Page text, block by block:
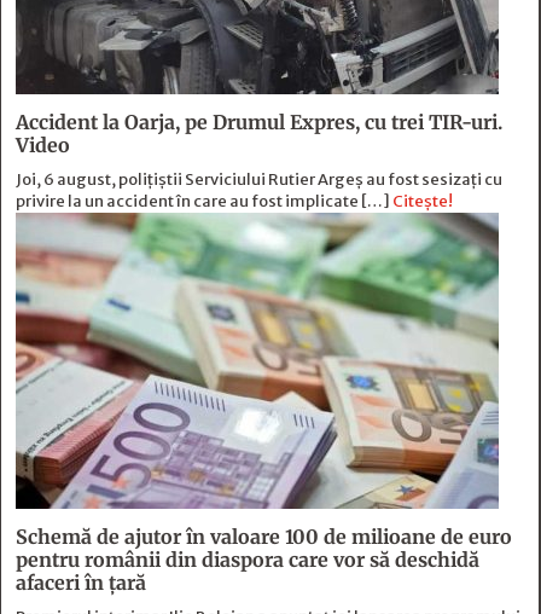
Accident la Oarja, pe Drumul Expres, cu trei TIR-uri.
Video
Joi, 6 august, polițiștii Serviciului Rutier Argeș au fost sesizați cu
privire la un accident în care au fost implicate […] Citește!
Schemă de ajutor în valoare 100 de milioane de euro
pentru românii din diaspora care vor să deschidă
afaceri în țară